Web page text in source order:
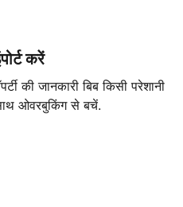
करें
की जानकारी बिब किसी परेशानी
ओवरबुकिंग से बचें.